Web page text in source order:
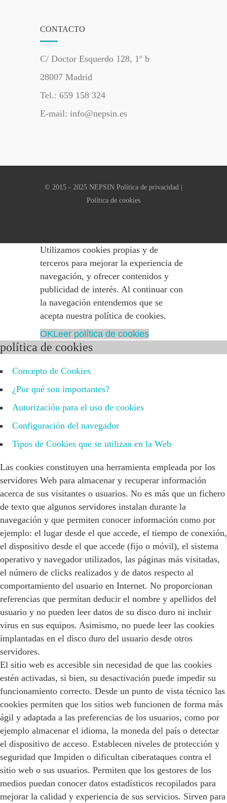
CONTACTO
C/ Doctor Esquerdo 128, 1º b
28007 Madrid
Tel.: 659 158 324
E-mail: info@nepsin.es
© 2015 - 2025 NEPSIN Política de privacidad
Política de cookies
Utilizamos cookies propias y de
terceros para mejorar la experiencia de
navegación, y ofrecer contenidos y
publicidad de interés. Al continuar con
la navegación entendemos que se
acepta nuestra política de cookies.
OKLeer política de cookies
política de cookies
Concepto de Cookies
¿Por qué son importantes?
Autorización para el uso de cookies
Configuración del navegador
Tipos de Cookies que se utilizan en la Web
Las cookies constituyen una herramienta empleada por los
servidores Web para almacenar y recuperar información
acerca de sus visitantes o usuarios. No es más que un fichero
de texto que algunos servidores instalan durante la
navegación y que permiten conocer información como por
ejemplo: el lugar desde el que accede, el tiempo de conexión,
el dispositivo desde el que accede (fijo o móvil), el sistema
operativo y navegador utilizados, las páginas más visitadas,
el número de clicks realizados y de datos respecto al
comportamiento del usuario en Internet. No proporcionan
referencias que permitan deducir el nombre y apellidos del
usuario y no pueden leer datos de su disco duro ni incluir
virus en sus equipos. Asimismo, no puede leer las cookies
implantadas en el disco duro del usuario desde otros
servidores.
El sitio web es accesible sin necesidad de que las cookies
estén activadas, si bien, su desactivación puede impedir su
funcionamiento correcto. Desde un punto de vista técnico las
cookies permiten que los sitios web funcionen de forma más
ágil y adaptada a las preferencias de los usuarios, como por
ejemplo almacenar el idioma, la moneda del país o detectar
el dispositivo de acceso. Establecen niveles de protección y
seguridad que Impiden o dificultan ciberataques contra el
sitio web o sus usuarios. Permiten que los gestores de los
medios puedan conocer datos estadísticos recopilados para
mejorar la calidad y experiencia de sus servicios. Sirven para